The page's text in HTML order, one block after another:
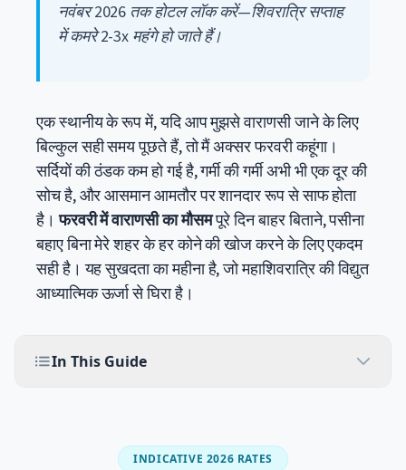
नवंबर 2026 तक होटल लॉक करें—शिवरात्रि सप्ताह
में कमरे 2-3x महंगे हो जाते हैं।
एक स्थानीय के रूप में, यदि आप मुझसे वाराणसी जाने के लिए
बिल्कुल सही समय पूछते हैं, तो मैं अक्सर फरवरी कहूंगा।
सर्दियों की ठंडक कम हो गई है, गर्मी की गर्मी अभी भी एक दूर की
सोच है, और आसमान आमतौर पर शानदार रूप से साफ होता
है।फरवरी में वाराणसी का मौसमपूरे दिन बाहर बिताने, पसीना
बहाए बिना मेरे शहर के हर कोने की खोज करने के लिए एकदम
सही है। यह सुखदता का महीना है, जो महाशिवरात्रि की विद्युत
आध्यात्मिक ऊर्जा से घिरा है।
In This Guide
INDICATIVE 2026 RATES